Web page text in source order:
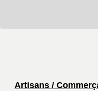
Artisans /